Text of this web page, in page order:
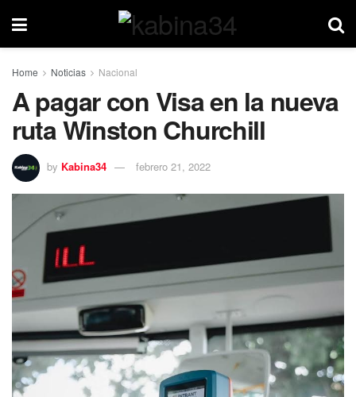
Home Noticias Nacional
A pagar con Visa en la nueva
ruta Winston Churchill
by Kabina34 febrero 21, 2022